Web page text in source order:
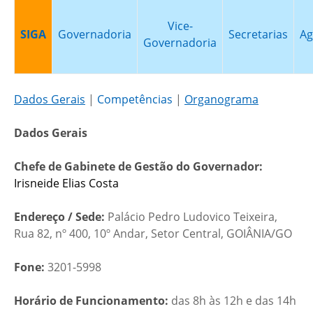
SIGA Governadoria
Vice-
Governadoria
Secretarias
Dados Gerais | Competências | Organograma
Dados Gerais
Chefe de Gabinete de Gestão do Governador:
Irisneide Elias Costa
Endereço / Sede: Palácio Pedro Ludovico Teixeira,
Rua 82, nº 400, 10º Andar, Setor Central, GOIÂNIA/GO
Fone: 3201-5998
Horário de Funcionamento: das 8h às 12h e das 14h